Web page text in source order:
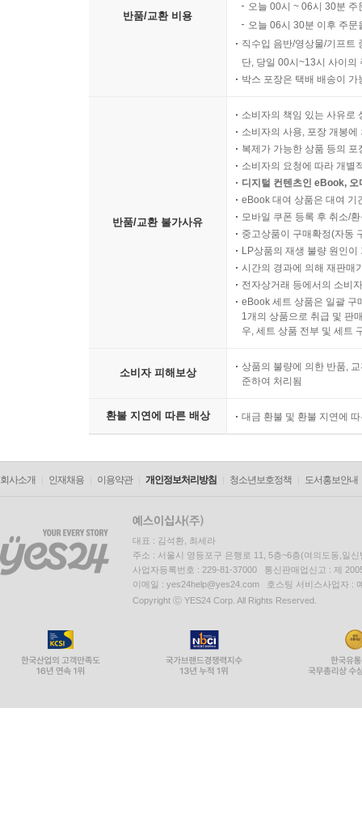
반품/교환 비용
오늘 00시 ~ 06시 30분
오늘 06시 30분 이후 주
직수입 음반/영상물/기프트
단, 당일 00시~13시 사이의
박스 포장은 택배 배송이
반품/교환 불가사유
소비자의 책임 있는 사유로
소비자의 사용, 포장 개봉
복제가 가능한 상품 등의
소비자의 요청에 따라 개별
디지털 컨텐츠인 eBook,
eBook 대여 상품은 대여 기
모바일 쿠폰 등록 후 취소/
중고상품이 구매확정(자동
LP상품의 재생 불량 원인
시간의 경과에 의해 재판매
전자상거래 등에서의 소비
eBook 세트 상품은 일괄 구
1개의 상품으로 취급 및 판
우, 세트 상품 전부 및 세트
소비자 피해보상
상품의 불량에 의한 반품,
준하여 처리됨
환불 지연에 따른 배상 대금 환불 및 환불 지연에
회사소개 인재채용 이용약관 개인정보처리방침 청소년보호정책 도서홍보안내
대표 : 김석환, 최세라
주소 : 서울시 영등포구 은행로 11, 5층~6층(여의도동,일신
사업자등록번호 : 229-81-37000 통신판매업신고 : 제
이메일 : yes24help@yes24.com 호스팅 서비스사업자 :
Copyright ⓒ YES24 Corp. All Rights Reserved.